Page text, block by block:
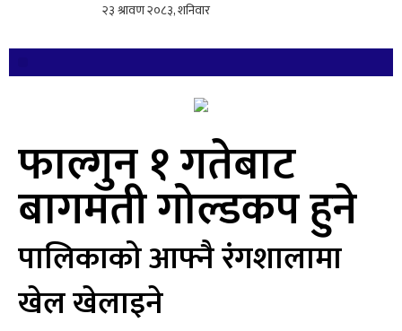
फाल्गुन १ गतेबाट
बागमती गोल्डकप हुने
पालिकाको आफ्नै रंगशालामा
खेल खेलाइने